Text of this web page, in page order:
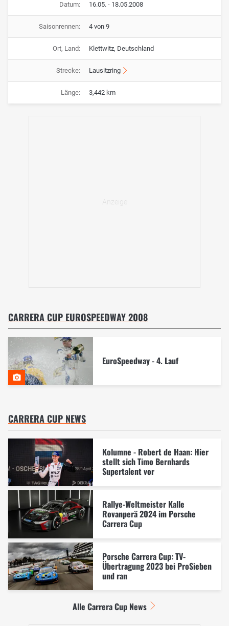
Datum: 16.05. - 18.05.2008
Saisonrennen: 4 von 9
Ort, Land: Klettwitz, Deutschland
Strecke: Lausitzring
Länge: 3,442 km
CARRERA CUP EUROSPEEDWAY 2008
EuroSpeedway - 4. Lauf
CARRERA CUP NEWS
Kolumne - Robert de Haan: Hier
stellt sich Timo Bernhards
Supertalent vor
Rallye-Weltmeister Kalle
Rovanperä 2024 im Porsche
Carrera Cup
Porsche Carrera Cup: TV-
Übertragung 2023 bei ProSieben
und ran
Alle Carrera Cup News